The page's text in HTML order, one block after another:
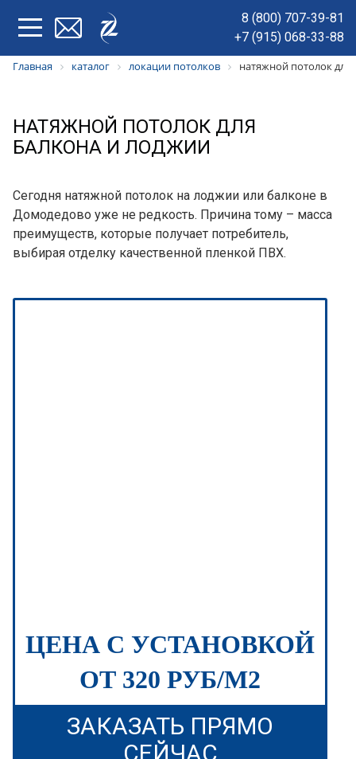
8 (800) 707-39-81
+7 (915) 068-33-88
Главная каталог локации потолков натяжной потолок
НАТЯЖНОЙ ПОТОЛОК ДЛЯ
БАЛКОНА И ЛОДЖИИ
Сегодня натяжной потолок на лоджии или балконе в
Домодедово уже не редкость. Причина тому – масса
преимуществ, которые получает потребитель,
выбирая отделку качественной пленкой ПВХ.
ЦЕНА С УСТАНОВКОЙ
ОТ 320 РУБ/М2
ЗАКАЗАТЬ ПРЯМО
СЕЙЧАС